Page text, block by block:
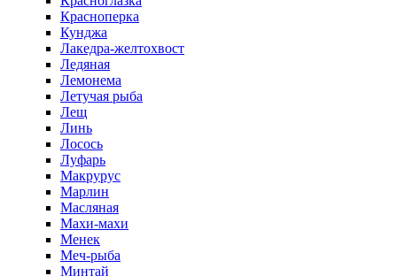
Красноперка
Кунджа
Лакедра-желтохвост
Ледяная
Лемонема
Летучая рыба
Лещ
Линь
Лосось
Луфарь
Макрурус
Марлин
Масляная
Махи-махи
Менек
Меч-рыба
Минтай